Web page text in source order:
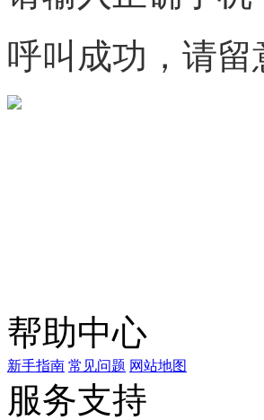
呼叫成功，请
帮助中心
新手指南 常见问题 网站地图
服务支持